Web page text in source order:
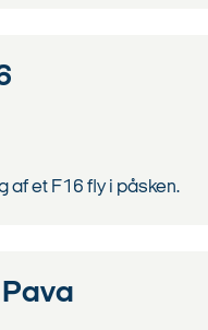
af et F16 fly i påsken.